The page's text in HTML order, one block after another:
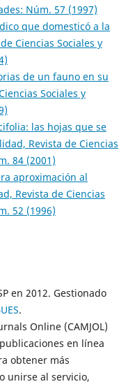
Núm. 57 (1997)
que domesticó a la
Ciencias Sociales y
de un fauno en su
Sociales y
las hojas que se
Revista de Ciencias
84 (2001)
aproximación al
Revista de Ciencias
52 (1996)
en 2012. Gestionado
.
Online (CAMJOL)
en línea
obtener más
unirse al servicio,